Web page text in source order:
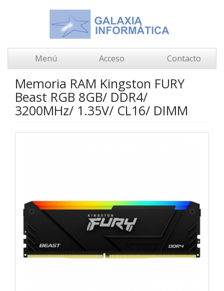
Menú Acceso Contacto
Memoria RAM Kingston FURY
Beast RGB 8GB/ DDR4/
3200MHz/ 1.35V/ CL16/ DIMM